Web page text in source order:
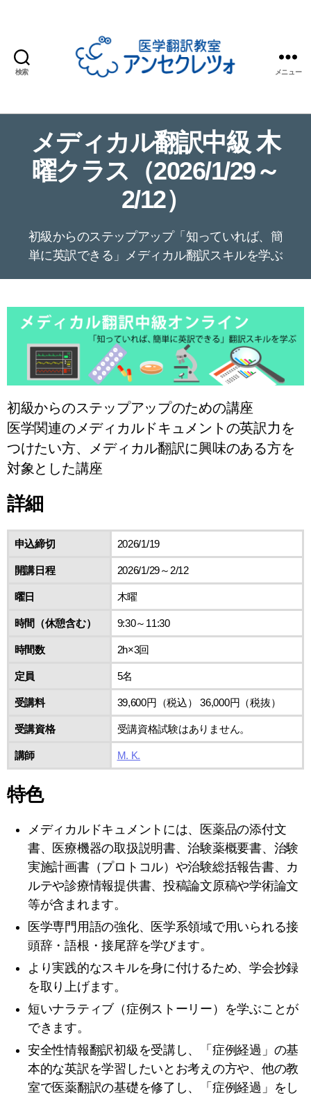
検索
学
翻
訳
教
室
ア
ン
ク
レ
ォ
メニュー
メディカル翻訳中級 木
曜クラス（2026/1/29～
2/12）
初級からのステップアップ「知っていれば、簡
単に英訳できる」メディカル翻訳スキルを学ぶ
初級からのステップアップのための講座
医学関連のメディカルドキュメントの英訳力を
つけたい方、メディカル翻訳に興味のある方を
対象とした講座
詳細
申込締切 2026/1/19
開講日程 2026/1/29～2/12
曜日 木曜
時間（休憩含む） 9:30～11:30
時間数 2h×3回
定員 5名
受講料 39,600円（税込） 36,000円（税抜）
受講資格 受講資格試験はありません。
講師 M. K.
特色
メディカルドキュメントには、医薬品の添付文
書、医療機器の取扱説明書、治験薬概要書、治験
実施計画書（プロトコル）や治験総括報告書、カ
ルテや診療情報提供書、投稿論文原稿や学術論文
等が含まれます。
医学専門用語の強化、医学系領域で用いられる接
頭辞・語根・接尾辞を学びます。
より実践的なスキルを身に付けるため、学会抄録
を取り上げます。
短いナラティブ（症例ストーリー）を学ぶことが
できます。
安全性情報翻訳初級を受講し、「症例経過」の基
本的な英訳を学習したいとお考えの方や、他の教
室で医薬翻訳の基礎を修了し、「症例経過」をし